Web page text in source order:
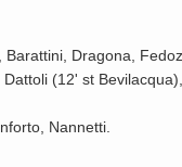
Barattini, Dragona,
(12' st
Nannetti.